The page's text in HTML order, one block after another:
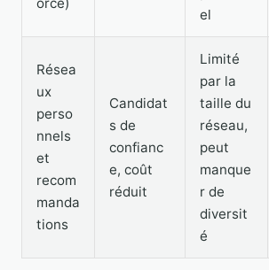
el
Résea
ux
perso
nnels
et
recom
manda
tions
Candidat
s de
confianc
e, coût
réduit
Limité
par la
taille du
réseau,
peut
manque
r de
diversit
é